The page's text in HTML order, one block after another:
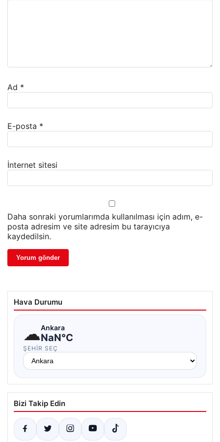
Ad *
E-posta *
İnternet sitesi
Daha sonraki yorumlarımda kullanılması için adım, e-
posta adresim ve site adresim bu tarayıcıya
kaydedilsin.
Hava Durumu
☁Ankara
NaN°C
ŞEHIR SEÇ
Bizi Takip Edin